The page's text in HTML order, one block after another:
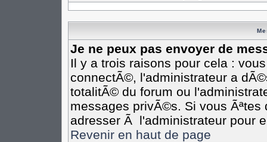
Je ne peux pas envoyer de
Il y a trois raisons pour cela :
connectÃ©, l'administrateur a
totalitÃ© du forum ou
messages privÃ©s. Si vous
adresser Ã l'administrateur pour
Revenir en haut de page